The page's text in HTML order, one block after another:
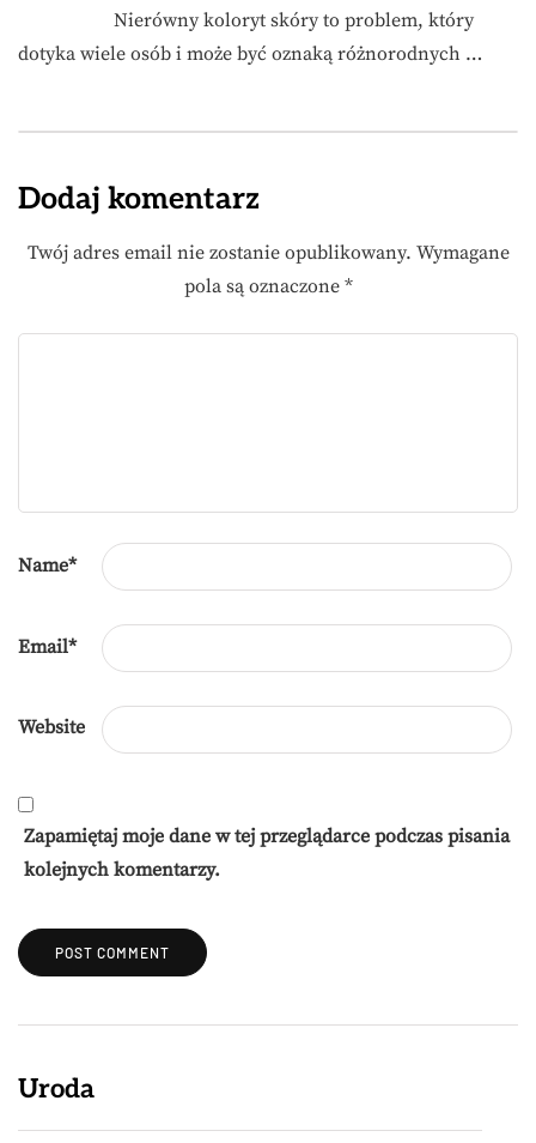
Nierówny koloryt skóry to problem, który
dotyka wiele osób i może być oznaką różnorodnych …
Dodaj komentarz
Twój adres email nie zostanie opublikowany. Wymagane
pola są oznaczone *
Name*
Email*
Website
Zapamiętaj moje dane w tej przeglądarce podczas pisania
kolejnych komentarzy.
Uroda